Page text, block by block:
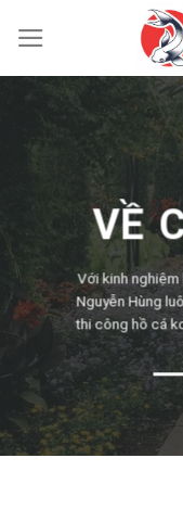
content
VỀ
Với kinh
Nguyễn Hùng
thi công hồ cá